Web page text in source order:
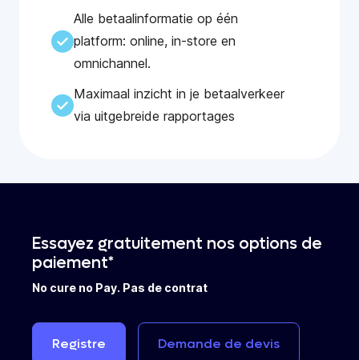
Alle betaalinformatie op één
platform: online, in-store en
omnichannel.
Maximaal inzicht in je betaalverkeer
via uitgebreide rapportages
Essayez gratuitement nos options de
paiement*
No cure no Pay. Pas de contrat
Registre Demande de devis